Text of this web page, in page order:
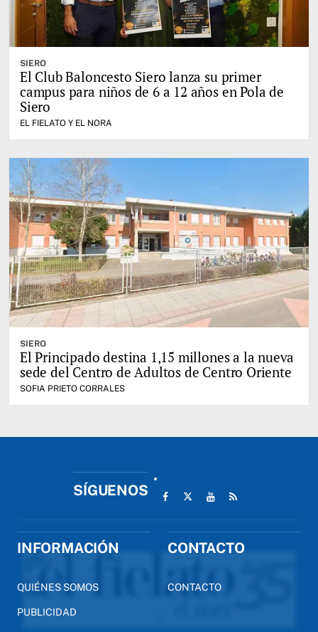
SIERO
El Club Baloncesto Siero lanza su primer
campus para niños de 6 a 12 años en Pola de
Siero
EL FIELATO Y EL NORA
SIERO
El Principado destina 1,15 millones a la nueva
sede del Centro de Adultos de Centro Oriente
SOFIA PRIETO CORRALES
SÍGUENOS
INFORMACIÓN
QUIÉNES SOMOS
PUBLICIDAD
CONTACTO
CONTACTO